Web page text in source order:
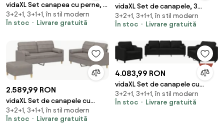
vidaXL Set canapea cu perne, 3
piese, roz, catifea
3+2+1, 3+1+1, în stil modern
În stoc
Livrare gratuită
vidaXL Set de canapele, 3
piese, albastru, catifea
3+2+1, 3+1+1, în stil modern
În stoc
Livrare gratuită
2.589,99 RON
vidaXL Set de canapele cu
perne, 3 piese, gri taupe, textil
3+2+1, 3+1+1, în stil modern
În stoc
Livrare gratuită
4.083,99 RON
vidaXL Set de canapele cu
perne, 3 piese, negru, textil
3+2+1, 3+1+1, în stil modern
În stoc
Livrare gratuită